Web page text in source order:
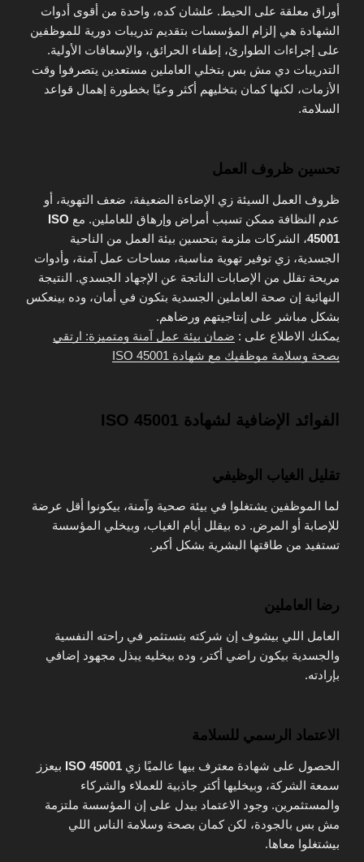
أوراق معلقة على الحيط. علشان كده، واحدة من أقوى أدوات
الشهادة هي إلزام المؤسسات بتقديم تدريبات دورية للموظفين
على إجراءات الطوارئ، إطفاء الحرائق، والإسعافات الأولية.
التدريبات دي مش بس بتخلي العاملين مستعدين يتصرفوا وقت
الأزمات، لكنها كمان بتخليهم أكثر وعيًا بخطورة إهمال قواعد
السلامة.
تحسين ظروف العمل
ظروف العمل السيئة زي الإضاءة الضعيفة، ضعف التهوية، أو
عدم النظافة ممكن تسبب أمراض وإرهاق للعاملين. مع ISO
45001، الشركات ملزمة بتحسين بيئة العمل من الناحية
الجسدية، زي توفير تهوية مناسبة، مساحات عمل آمنة، وأدوات
مريحة تقلل من الإصابات الناتجة عن الإجهاد الجسدي. النتيجة
النهائية إن صحة العاملين الجسدية بتكون في أمان، وده بينعكس
بشكل مباشر على إنتاجيتهم ورضاهم.
يمكنك الاطلاع على : ضمان بيئة عمل آمنة ومتميزة: ارتقي
بصحة وسلامة موظفيك مع شهادة ISO 45001
الفوائد الإضافية لشهادة ISO 45001
تقليل الغياب الوظيفي
لما الموظفين يشتغلوا في بيئة صحية وآمنة، بيكونوا أقل عرضة
للإصابة أو المرض. ده بيقلل أيام الغياب، وبيخلي المؤسسة
تستفيد من طاقتها البشرية بشكل أكبر.
رضا العاملين
العامل اللي بيشوف إن شركته بتستثمر في راحته النفسية
والجسدية بيكون راضي أكتر، وده بيخليه يبذل مجهود إضافي
بإرادته.
الاعتماد الرسمي للسلامة
الحصول على شهادة معترف بيها عالميًا زي ISO 45001 بيعزز
سمعة الشركة، وبيخليها أكتر جاذبية للعملاء والشركاء
والمستثمرين. وجود الاعتماد بيدل على إن المؤسسة ملتزمة
مش بس بالجودة، لكن كمان بصحة وسلامة الناس اللي
بيشتغلوا معاها.